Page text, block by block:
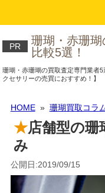
PR
珊瑚・赤珊
比較5選！
珊瑚・赤珊瑚の買取査定専門業者
クセサリーの売買におすすめ！】
HOME» 珊瑚買取コラ
店舗型の珊
み
公開日:2019/09/15